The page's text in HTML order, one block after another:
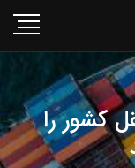
کشور را